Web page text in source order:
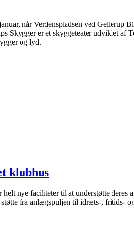
når Verdenspladsen ved
Skygger er et skyggeteater udviklet
og lyd.
klubhus
nye faciliteter til at understøtte deres
fra anlægspuljen til idræts-, fritids-